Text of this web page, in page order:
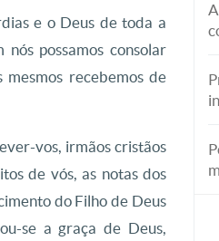
e o Deus de toda a
possamos consolar
recebemos de
vos, irmãos cristãos
de vós, as notas dos
do Filho de Deus
se a graça de Deus,